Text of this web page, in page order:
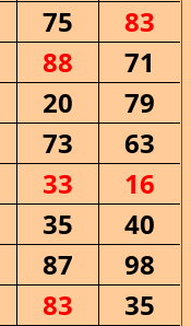
75
83
88
71
20
79
73
63
33
16
35
40
87
98
83
35